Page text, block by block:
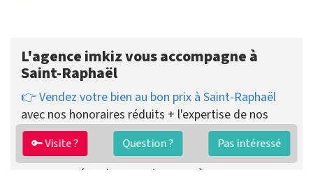
🔑 Visite ? Question ? Pas intéressé
L'agence imkiz vous accompagne à
Saint-Raphaël
👉 Vendez votre bien au bon prix à Saint-Raphaël
avec nos honoraires réduits + l'expertise de nos
agents.
imkiz pratique deshonoraires de vente fixes dès
payés uniquement au succès.